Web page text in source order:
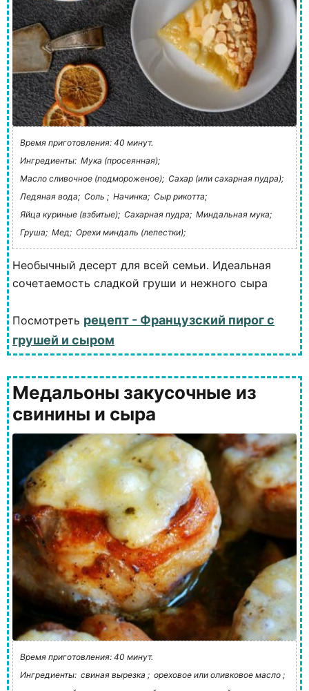
Время приготовления: 40 минут.
Ингредиенты: Мука (просеянная);
Масло сливочное (подмороженое); Сахар (или сахарная пудра);
Ледяная вода; Соль ; Начинка; Сыр рикотта;
Яйца куриные (взбитые); Сахарная пудра; Миндальная мука;
Груша; Мед; Орехи миндаль (лепестки);
Необычный десерт для всей семьи. Идеальная
сочетаемость сладкой груши и нежного сыра
Посмотреть рецепт - Французский пирог с
грушей и сыром
Медальоны закусочные из
свинины и сыра
Время приготовления: 40 минут.
Ингредиенты: свиная вырезка ; ореховое или оливковое масло ;